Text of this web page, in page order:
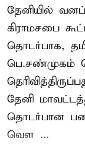
தேனியில்
கிராமசபை
தொடர்பாக,
பெ.சண்முகம்
தேனி
தொடர்பான
வெள ...